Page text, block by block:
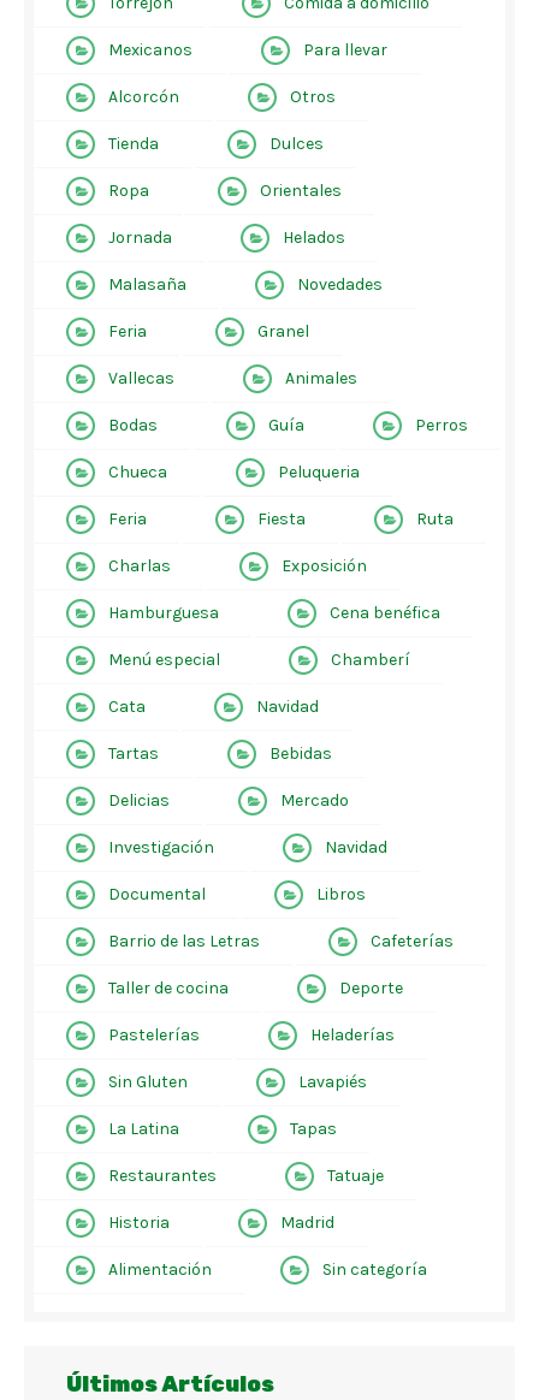
Mexicanos Para llevar
Alcorcón Otros
Tienda Dulces
Ropa Orientales
Jornada Helados
Malasaña Novedades
Feria Granel
Vallecas Animales
Bodas Guía Perros
Chueca Peluqueria
Feria Fiesta Ruta
Charlas Exposición
Hamburguesa Cena benéfica
Menú especial Chamberí
Cata Navidad
Tartas Bebidas
Delicias Mercado
Investigación Navidad
Documental Libros
Barrio de las Letras Cafeterías
Taller de cocina Deporte
Pastelerías Heladerías
Sin Gluten Lavapiés
La Latina Tapas
Restaurantes Tatuaje
Historia Madrid
Alimentación Sin categoría
Últimos Artículos